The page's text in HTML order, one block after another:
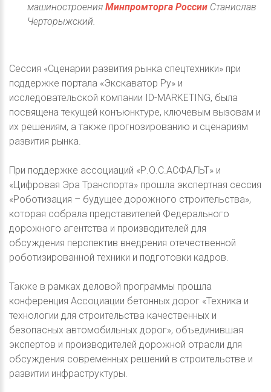
машиностроения Минпромторга России Станислав
Черторыжский.
Сессия «Сценарии развития рынка спецтехники» при
поддержке портала «Экскаватор Ру» и
исследовательской компании ID-MARKETING, была
посвящена текущей конъюнктуре, ключевым вызовам и
их решениям, а также прогнозированию и сценариям
развития рынка.
При поддержке ассоциаций «Р.О.С.АСФАЛЬТ» и
«Цифровая Эра Транспорта» прошла экспертная сессия
«Роботизация – будущее дорожного строительства»,
которая собрала представителей Федерального
дорожного агентства и производителей для
обсуждения перспектив внедрения отечественной
роботизированной техники и подготовки кадров.
Также в рамках деловой программы прошла
конференция Ассоциации бетонных дорог «Техника и
технологии для строительства качественных и
безопасных автомобильных дорог», объединившая
экспертов и производителей дорожной отрасли для
обсуждения современных решений в строительстве и
развитии инфраструктуры.